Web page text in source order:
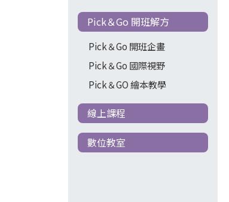
Pick＆Go 開班解方
Pick＆Go 開班企畫
Pick＆Go 國際視野
Pick＆GO 繪本教學
線上課程
數位教室